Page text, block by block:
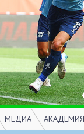
МЕДИА
АКАДЕМИЯ